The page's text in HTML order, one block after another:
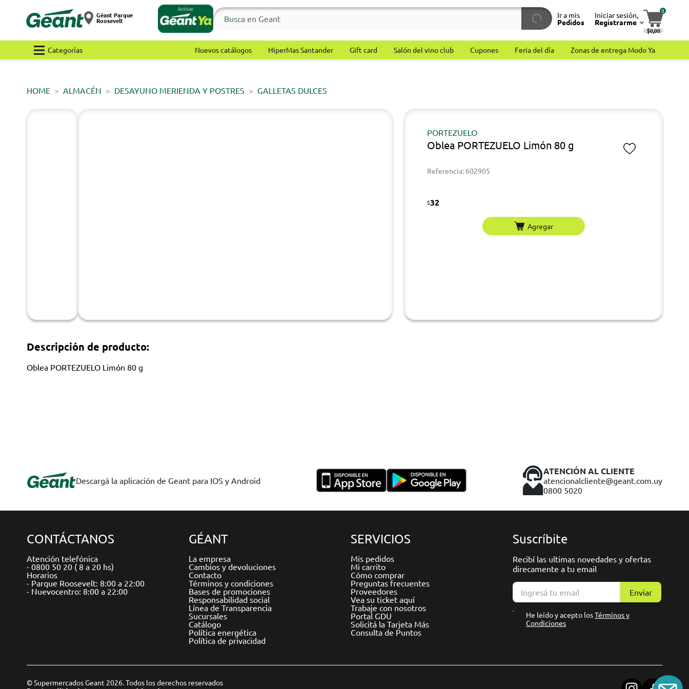
Géant Parque
Roosevelt
Ir a mis
Pedidos
Iniciar sesión,
Registrarme
0
$0,00
Categorías Nuevos catálogos HiperMas Santander Gift card Salón del vino club Cupones Feria del día Zonas de entrega Modo Ya
HOME ALMACÉN DESAYUNO MERIENDA Y POSTRES GALLETAS DULCES
PORTEZUELO
Oblea PORTEZUELO Limón 80 g
Referencia: 602905
$32
Agregar
Descripción de producto:
Oblea PORTEZUELO Limón 80 g
Descargá la aplicación de Geant para IOS y Android
ATENCIÓN AL CLIENTE
atencionalcliente@geant.com.uy
0800 5020
CONTÁCTANOS
Atención telefónica
- 0800 50 20 ( 8 a 20 hs)
Horarios
- Parque Roosevelt: 8:00 a 22:00
- Nuevocentro: 8:00 a 22:00
GÉANT
La empresa
Cambios y devoluciones
Contacto
Términos y condiciones
Bases de promociones
Responsabilidad social
Línea de Transparencia
Sucursales
Catálogo
Política energética
Política de privacidad
SERVICIOS
Mis pedidos
Mi carrito
Cómo comprar
Preguntas frecuentes
Proveedores
Vea su ticket aquí
Trabaje con nosotros
Portal GDU
Solicitá la Tarjeta Más
Consulta de Puntos
Suscríbite
Recibí las ultimas novedades y ofertas
direcamente a tu email
Enviar
He leído y acepto losTérminos y
Condiciones
© Supermercados Geant 2026. Todos los derechos reservados